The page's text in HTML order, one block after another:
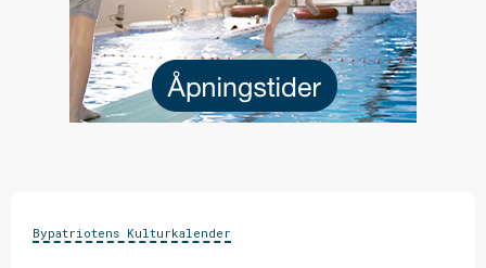
Bypatriotens Kulturkalender